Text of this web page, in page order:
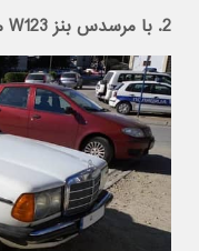
2. با مرسدس بنز W123 می‌توانید 3 میلیون مایل برانید